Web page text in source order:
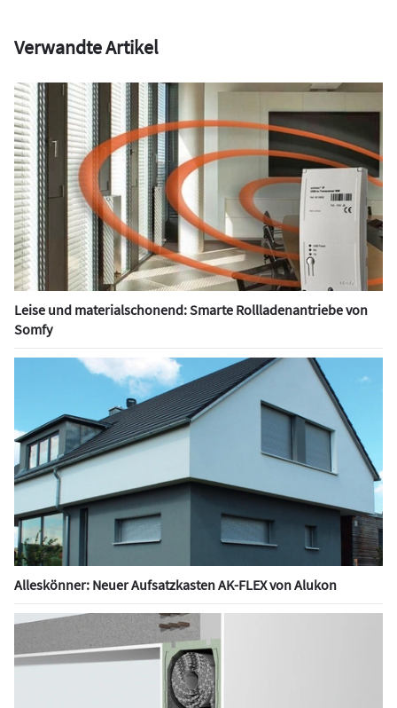
Verwandte Artikel
Leise und materialschonend: Smarte Rollladenantriebe von
Somfy
Alleskönner: Neuer Aufsatzkasten AK-FLEX von Alukon